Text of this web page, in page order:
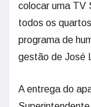
colocar uma TV
todos os
programa de
gestão de José
A entrega do